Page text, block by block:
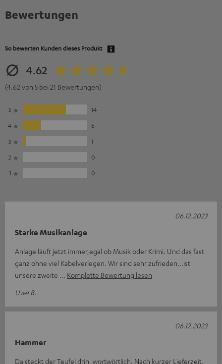
Bewertungen
So bewerten Kunden dieses Produkt
4.62
(4.62 von 5 bei 21 Bewertungen)
5
14
4
6
3
1
2
0
1
0
Starke Musikanlage
Anlage läuft jetzt immer,egal ob Musik oder Krimi. Und das fast
ganz ohne viel Kabelverlegen. Wir sind sehr zufrieden...ist
unsere zweite
Komplette Bewertung lesen
Uwe B.
06.12.2023
Hammer
Da steckt der Teufel drin, wortwörtlich. Nach kurzer Lieferzeit,
06.12.2023